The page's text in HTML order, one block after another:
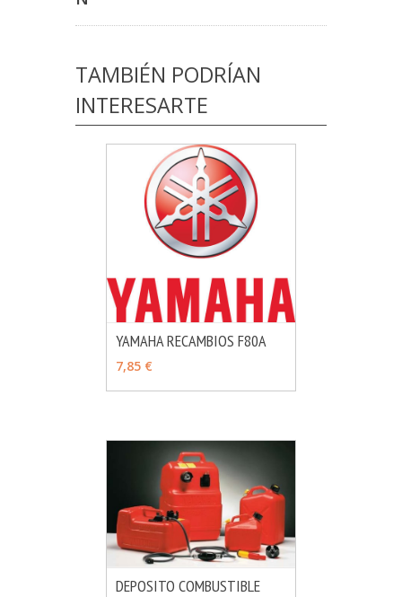
TAMBIÉN PODRÍAN
INTERESARTE
YAMAHA RECAMBIOS F80A
7,85 €
DEPOSITO COMBUSTIBLE